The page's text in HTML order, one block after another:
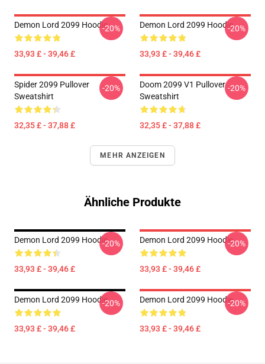
Demon Lord 2099 Hoodie
33,93 £ - 39,46 £
-20% Demon Lord 2099 Hoodie
33,93 £ - 39,46 £
-20%
Spider 2099 Pullover
Sweatshirt
32,35 £ - 37,88 £
-20%
Doom 2099 V1 Pullover
Sweatshirt
32,35 £ - 37,88 £
-20%
MEHR ANZEIGEN
Ähnliche Produkte
Demon Lord 2099 Hoodie
33,93 £ - 39,46 £
-20% Demon Lord 2099 Hoodie
33,93 £ - 39,46 £
-20%
Demon Lord 2099 Hoodie
33,93 £ - 39,46 £
-20% Demon Lord 2099 Hoodie
33,93 £ - 39,46 £
-20%